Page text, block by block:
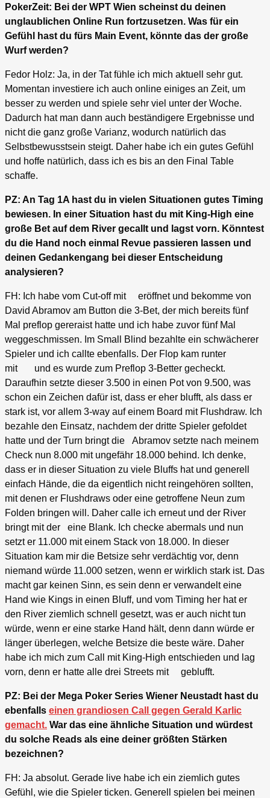
PokerZeit: Bei der WPT Wien scheinst du deinen
unglaublichen Online Run fortzusetzen. Was für ein
Gefühl hast du fürs Main Event, könnte das der große
Wurf werden?
Fedor Holz: Ja, in der Tat fühle ich mich aktuell sehr gut.
Momentan investiere ich auch online einiges an Zeit, um
besser zu werden und spiele sehr viel unter der Woche.
Dadurch hat man dann auch beständigere Ergebnisse und
nicht die ganz große Varianz, wodurch natürlich das
Selbstbewusstsein steigt. Daher habe ich ein gutes Gefühl
und hoffe natürlich, dass ich es bis an den Final Table
schaffe.
PZ: An Tag 1A hast du in vielen Situationen gutes Timing
bewiesen. In einer Situation hast du mit King-High eine
große Bet auf dem River gecallt und lagst vorn. Könntest
du die Hand noch einmal Revue passieren lassen und
deinen Gedankengang bei dieser Entscheidung
analysieren?
FH: Ich habe vom Cut-off mit eröffnet und bekomme von
David Abramov am Button die 3-Bet, der mich bereits fünf
Mal preflop gereraist hatte und ich habe zuvor fünf Mal
weggeschmissen. Im Small Blind bezahlte ein schwächerer
Spieler und ich callte ebenfalls. Der Flop kam runter
mit und es wurde zum Preflop 3-Better gecheckt.
Daraufhin setzte dieser 3.500 in einen Pot von 9.500, was
schon ein Zeichen dafür ist, dass er eher blufft, als dass er
stark ist, vor allem 3-way auf einem Board mit Flushdraw. Ich
bezahle den Einsatz, nachdem der dritte Spieler gefoldet
hatte und der Turn bringt die Abramov setzte nach meinem
Check nun 8.000 mit ungefähr 18.000 behind. Ich denke,
dass er in dieser Situation zu viele Bluffs hat und generell
einfach Hände, die da eigentlich nicht reingehören sollten,
mit denen er Flushdraws oder eine getroffene Neun zum
Folden bringen will. Daher calle ich erneut und der River
bringt mit der eine Blank. Ich checke abermals und nun
setzt er 11.000 mit einem Stack von 18.000. In dieser
Situation kam mir die Betsize sehr verdächtig vor, denn
niemand würde 11.000 setzen, wenn er wirklich stark ist. Das
macht gar keinen Sinn, es sein denn er verwandelt eine
Hand wie Kings in einen Bluff, und vom Timing her hat er
den River ziemlich schnell gesetzt, was er auch nicht tun
würde, wenn er eine starke Hand hält, denn dann würde er
länger überlegen, welche Betsize die beste wäre. Daher
habe ich mich zum Call mit King-High entschieden und lag
vorn, denn er hatte alle drei Streets mit geblufft.
PZ: Bei der Mega Poker Series Wiener Neustadt hast du
ebenfalls einen grandiosen Call gegen Gerald Karlic
gemacht. War das eine ähnliche Situation und würdest
du solche Reads als eine deiner größten Stärken
bezeichnen?
FH: Ja absolut. Gerade live habe ich ein ziemlich gutes
Gefühl, wie die Spieler ticken. Generell spielen bei meinen